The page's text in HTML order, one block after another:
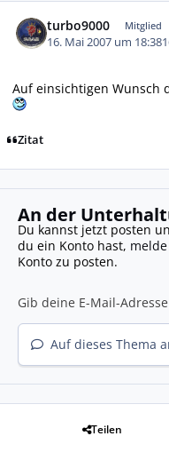
turbo9000 Mitglied
16. Mai 2007 um 18:38
Auf einsichtigen Wunsch
Zitat
An der
Du kannst jetzt posten
du ein Konto hast,
Konto zu posten.
Auf dieses Thema
Teilen